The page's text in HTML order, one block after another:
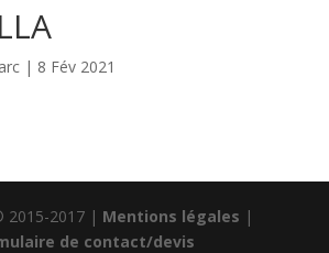
| 8 Fév 2021
2015-2017 | Mentions légales |
de contact/devis